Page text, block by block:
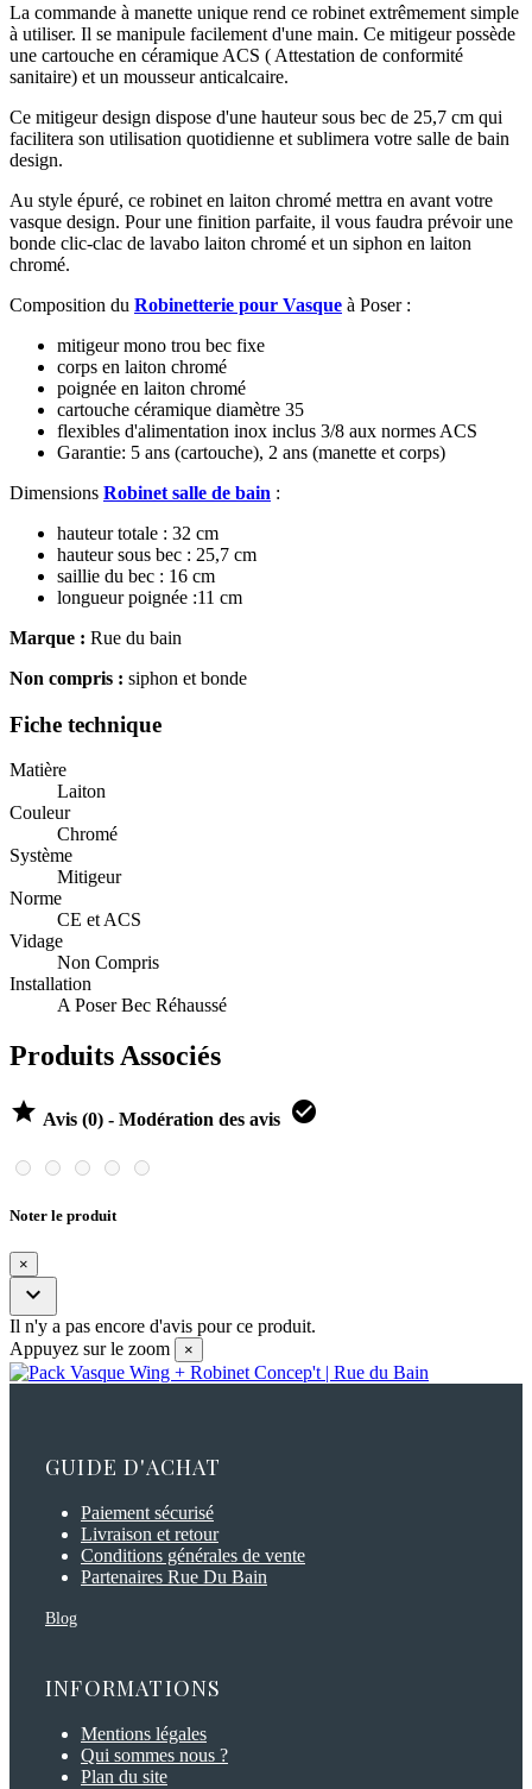
La commande à manette unique rend ce robinet extrêmement simple
à utiliser. Il se manipule facilement d'une main. Ce mitigeur possède
une cartouche en céramique ACS ( Attestation de conformité
sanitaire) et un mousseur anticalcaire.
Ce mitigeur design dispose d'une hauteur sous bec de 25,7 cm qui
facilitera son utilisation quotidienne et sublimera votre salle de bain
design.
Au style épuré, ce robinet en laiton chromé mettra en avant votre
vasque design. Pour une finition parfaite, il vous faudra prévoir une
bonde clic-clac de lavabo laiton chromé et un siphon en laiton
chromé.
Composition du Robinetterie pour Vasque à Poser :
mitigeur mono trou bec fixe
corps en laiton chromé
poignée en laiton chromé
cartouche céramique diamètre 35
flexibles d'alimentation inox inclus 3/8 aux normes ACS
Garantie: 5 ans (cartouche), 2 ans (manette et corps)
Dimensions Robinet salle de bain :
hauteur totale : 32 cm
hauteur sous bec : 25,7 cm
saillie du bec : 16 cm
longueur poignée :11 cm
Marque : Rue du bain
Non compris : siphon et bonde
Fiche technique
Matière
Laiton
Couleur
Chromé
Système
Mitigeur
Norme
CE et ACS
Vidage
Non Compris
Installation
A Poser Bec Réhaussé
Produits Associés
 Avis (0) - Modération des avis 
Noter le produit
×

Il n'y a pas encore d'avis pour ce produit.
Appuyez sur le zoom
×
GUIDE D'ACHAT
Paiement sécurisé
Livraison et retour
Conditions générales de vente
Partenaires Rue Du Bain
Blog
INFORMATIONS
Mentions légales
Qui sommes nous ?
Plan du site